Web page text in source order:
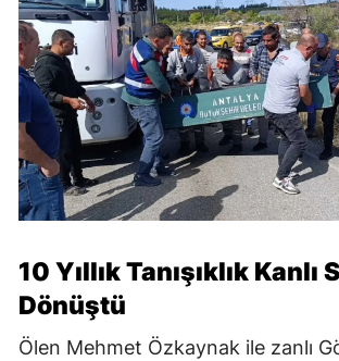
10 Yıllık Tanışıklık Kanlı
Dönüştü
Ölen Mehmet Özkaynak ile zanlı